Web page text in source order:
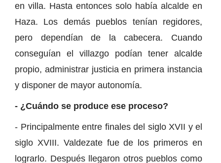
en villa. Hasta entonces solo había alcalde en
Haza. Los demás pueblos tenían regidores,
pero dependían de la cabecera. Cuando
conseguían el villazgo podían tener alcalde
propio, administrar justicia en primera instancia
y disponer de mayor autonomía.
- ¿Cuándo se produce ese proceso?
- Principalmente entre finales del siglo XVII y el
siglo XVIII. Valdezate fue de los primeros en
lograrlo. Después llegaron otros pueblos como